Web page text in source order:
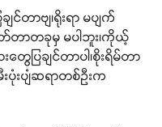
င်တာဗျ၊ရိုးရာ မပျက်
တ်တာတခုမှ မပါဘူး၊ကိုယ့်
ြချင်တာပါ၊စိုးရိမ်တာ
ပုံးပျံဆရာတစ်ဦးက